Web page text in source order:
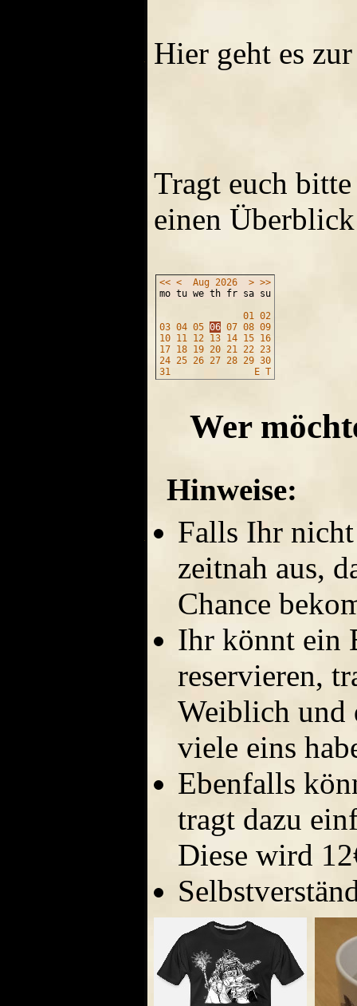
Hier geht es
Tragt euch
einen
<< < Aug 2026 > >>
mo tu we th fr sa su
01 02
03 04 05 06 07 08 09
10 11 12 13 14 15 16
17 18 19 20 21 22 23
24 25 26 27 28 29 30
31
E T
Wer
Hinweise:
Falls Ihr
zeitnah aus,
Chance
Ihr könnt ein
reservieren,
Weiblich und
viele eins
Ebenfalls
tragt dazu
Diese wird